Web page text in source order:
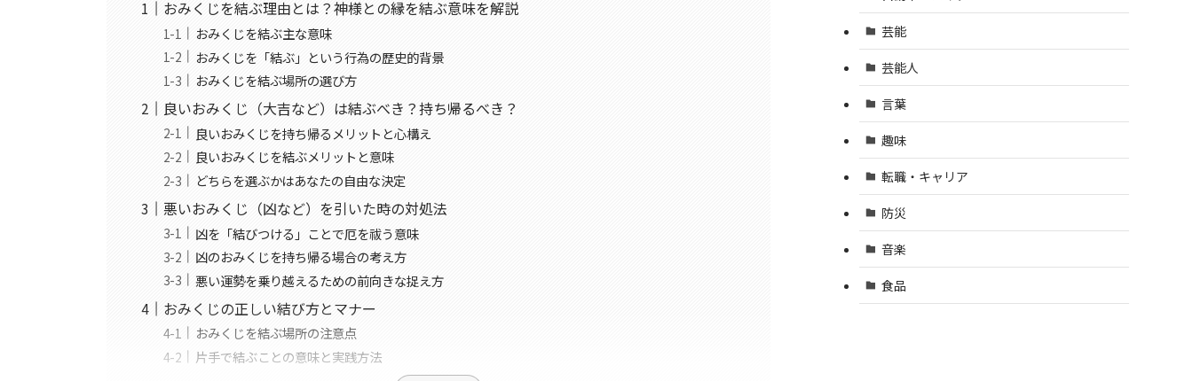
おみくじを結ぶ理由とは？神様との縁を結ぶ意味を解説
おみくじを結ぶ主な意味
おみくじを「結ぶ」という行為の歴史的背景
おみくじを結ぶ場所の選び方
良いおみくじ（大吉など）は結ぶべき？持ち帰るべき？
良いおみくじを持ち帰るメリットと心構え
良いおみくじを結ぶメリットと意味
どちらを選ぶかはあなたの自由な決定
悪いおみくじ（凶など）を引いた時の対処法
凶を「結びつける」ことで厄を祓う意味
凶のおみくじを持ち帰る場合の考え方
悪い運勢を乗り越えるための前向きな捉え方
おみくじの正しい結び方とマナー
おみくじを結ぶ場所の注意点
片手で結ぶことの意味と実践方法
芸能
芸能人
言葉
趣味
転職・キャリア
防災
音楽
食品